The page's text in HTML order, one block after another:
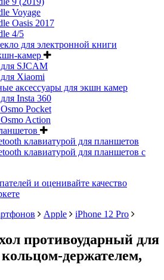
Voyage
Oasis 2017
4/5
для электронной книги
камер
SJCAM
Xiaomi
аксессуары для экшн камер
Insta 360
Pocket
Action
клавиатурой для планшетов
клавиатурой для планшетов с
Apple iPhone 12 Pro
противоударный для
держателем,